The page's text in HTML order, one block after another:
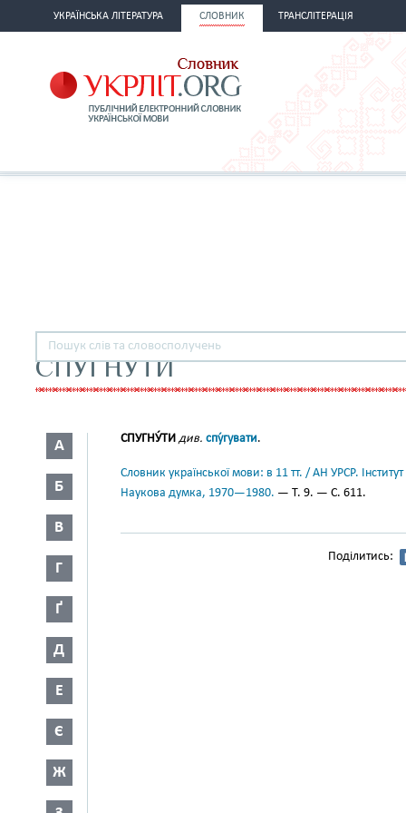
УКРАЇНСЬКА ЛІТЕРАТУРА СЛОВНИК ТРАНСЛІТЕРАЦІЯ
СПУГНУТИ
А
Б
В
Г
Ґ
Д
Е
Є
Ж
СПУГНУ́ТИ див. спу́гувати.
Словник української мови: в 11 тт. / АН УРСР.
Наукова думка, 1970—1980. — Т. 9. — С. 611.
Поділитись: